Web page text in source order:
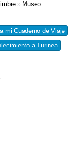
» Museo
mi Cuaderno de Viaje
a Turinea